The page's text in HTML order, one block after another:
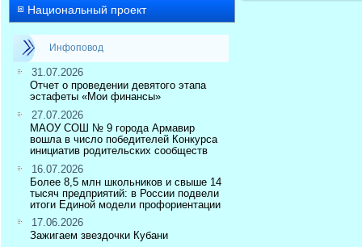
Национальный проект
Инфоповод
31.07.2026
Отчет о проведении девятого этапа
эстафеты «Мои финансы»
27.07.2026
МАОУ СОШ № 9 города Армавир
вошла в число победителей Конкурса
инициатив родительских сообществ
16.07.2026
Более 8,5 млн школьников и свыше 14
тысяч предприятий: в России подвели
итоги Единой модели профориентации
17.06.2026
Зажигаем звездочки Кубани